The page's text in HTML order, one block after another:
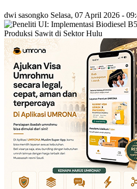
dwi sasongko Selasa, 07 April 2026 -